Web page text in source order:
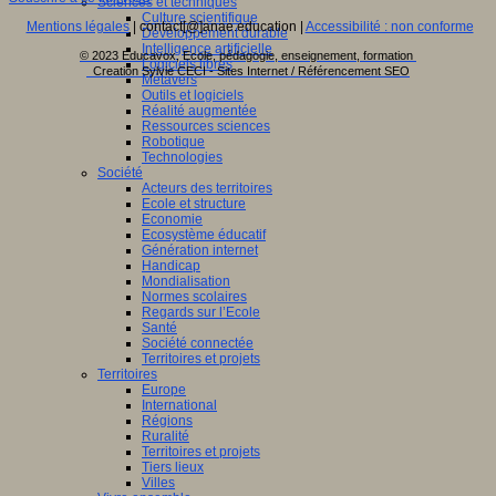
Culture scientifique
Développement durable
Intelligence artificielle
Logiciels libres
Métavers
Outils et logiciels
Réalité augmentée
Ressources sciences
Robotique
Technologies
Société
Acteurs des territoires
Ecole et structure
Economie
Ecosystème éducatif
Génération internet
Handicap
Mondialisation
Normes scolaires
Regards sur l’Ecole
Santé
Société connectée
Territoires et projets
Territoires
Europe
International
Régions
Ruralité
Territoires et projets
Tiers lieux
Villes
Mentions légales| contact[@]anae.education | Accessibilité : non conforme
© 2023 Educavox, Ecole, pédagogie, enseignement, formation
Creation Sylvie CECI - Sites Internet / Référencement SEO